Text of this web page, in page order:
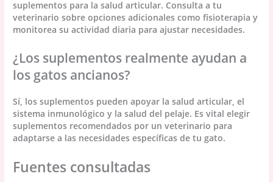
suplementos para la salud articular. Consulta a tu
veterinario sobre opciones adicionales como fisioterapia y
monitorea su actividad diaria para ajustar necesidades.
¿Los suplementos realmente ayudan a
los gatos ancianos?
Sí, los suplementos pueden apoyar la salud articular, el
sistema inmunológico y la salud del pelaje. Es vital elegir
suplementos recomendados por un veterinario para
adaptarse a las necesidades específicas de tu gato.
Fuentes consultadas